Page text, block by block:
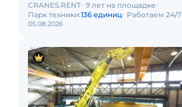
05.08.2026
CRANES.RENT 9 лет на площадке
Парк техники:136 единиц Работаем 24/7